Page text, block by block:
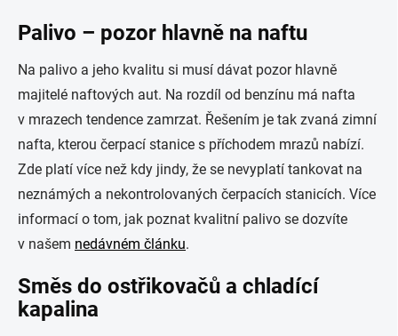
Palivo – pozor hlavně na naftu
Na palivo a jeho kvalitu si musí dávat pozor hlavně
majitelé naftových aut. Na rozdíl od benzínu má nafta
v mrazech tendence zamrzat. Řešením je tak zvaná zimní
nafta, kterou čerpací stanice s příchodem mrazů nabízí.
Zde platí více než kdy jindy, že se nevyplatí tankovat na
neznámých a nekontrolovaných čerpacích stanicích. Více
informací o tom, jak poznat kvalitní palivo se dozvíte
v našem nedávném článku.
Směs do ostřikovačů a chladící
kapalina